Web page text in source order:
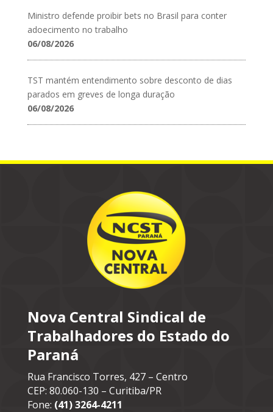
Ministro defende proibir bets no Brasil para conter
adoecimento no trabalho
06/08/2026
TST mantém entendimento sobre desconto de dias
parados em greves de longa duração
06/08/2026
Nova Central Sindical de
Trabalhadores do Estado do
Paraná
Rua Francisco Torres, 427 – Centro
CEP: 80.060-130 – Curitiba/PR
Fone: (41) 3264-4211